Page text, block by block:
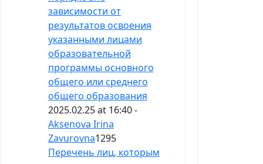
зависимости от
результатов освоения
указанными лицами
образовательной
программы основного
общего или среднего
общего образования
2025.02.25 at 16:40 -
Aksenova Irina
Zavurovna1295
Перечень лиц, которым